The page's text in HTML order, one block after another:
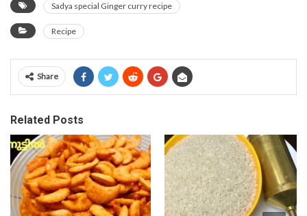
Sadya special Ginger curry recipe
Recipe
Share
Related Posts